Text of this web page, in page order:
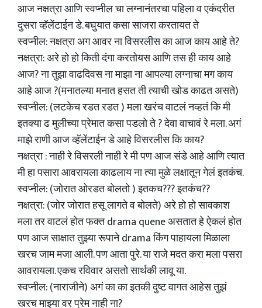
आज नक्षत्रा आणि स्वप्नील चा लग्नानंतरचा पहिला व एकंदरीत
दुसरा व्हॅलेंटाईन डे. बघुयात कसा साजरा करतायत ते
स्वप्नील: नक्षत्रा अग आवर ना विसरलीस का आज काय आहे ते?
नक्षत्रा: अरे हो हो किती दंगा करतोयस आणि तस ही काय आहे
आज? ना तुझा वाढदिवस ना माझा ना आपल्या लग्नाचा मग काय
आहे आज ?(मनातल्या मनात हसत ती त्याची खोड काढत असते)
स्वप्नील: (लटकेच रडत रडत ) मला खरंच वाटलं नव्हतं कि मी
इतक्या ढ मुलीच्या प्रेमात कसा पडलो ते ? देवा वाचावं रे मला. अगं
माझे राणी आज व्हॅलेंटाईन डे आहे विसरलीस कि काय?
नक्षत्रा : नाही रे विसरली नाही रे मी पण आज संडे आहे आणि त्यात
मी हा पसारा आवरायला काढलाय ना त्या मुळे लक्षातून गेलं इतकंच.
स्वप्नील: (जोरात ओरडत बोलतो ) इतकच??? इतकंच??
नक्षत्रा: (जोर जोरात हसू लागते व बोलते) अरे हो हो सावकाश
मला तर वाटलं होत फक्त drama quene असतात हे ऐकलं होत
पण आज साक्षात तुझ्या रूपाने drama किंग पाहायला मिळाला
खरच जाम मजा आली. पण आता पुरे. या राजे मदत करा मला पसरा
आवरायला. एकच रविवार असतो सार्थकी लावू या.
स्वप्नील: (नाराजीने) अगं का का इतकी दुष्ट वागत आहेस तुझं
खरच माझ्या वर प्रेम नाही ना?